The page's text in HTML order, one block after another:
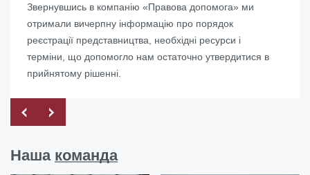
Звернувшись в компанію «Правова допомога» ми
отримали вичерпну інформацію про порядок
реєстрації представництва, необхідні ресурси і
терміни, що допомогло нам остаточно утвердитися в
прийнятому рішенні.
Наша команда